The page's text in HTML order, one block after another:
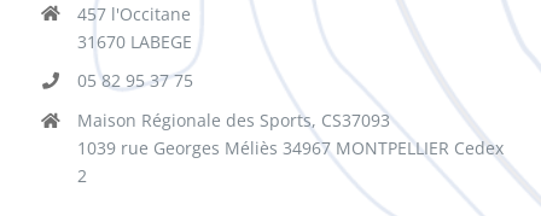
457 l'Occitane
31670 LABEGE
05 82 95 37 75
Maison Régionale des Sports, CS37093
1039 rue Georges Méliès 34967 MONTPELLIER Cedex
2